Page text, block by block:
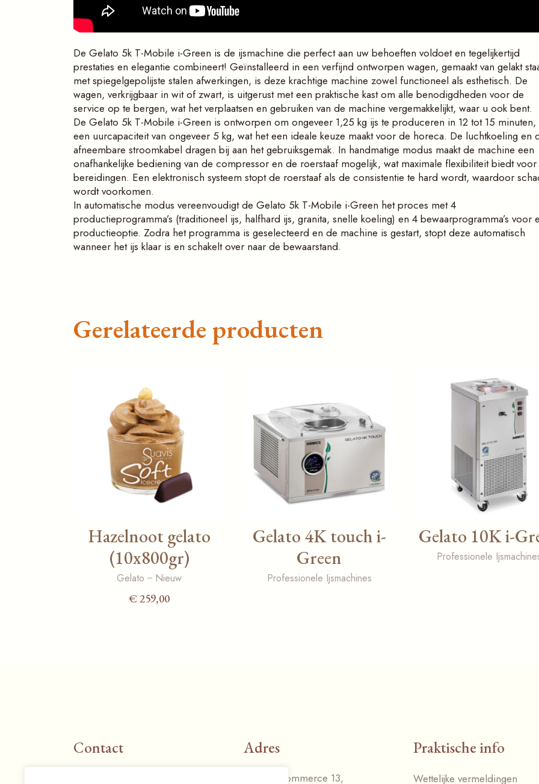
De Gelato 5k T-Mobile i-Green is de ijsmachine die perfect aan uw behoeften voldoet en tegelijkertijd
prestaties en elegantie combineert! Geïnstalleerd in een verfijnd ontworpen wagen, gemaakt van gelakt
met spiegelgepolijste stalen afwerkingen, is deze krachtige machine zowel functioneel als esthetisch. De
wagen, verkrijgbaar in wit of zwart, is uitgerust met een praktische kast om alle benodigdheden voor de
service op te bergen, wat het verplaatsen en gebruiken van de machine vergemakkelijkt, waar u ook bent.
De Gelato 5k T-Mobile i-Green is ontworpen om ongeveer 1,25 kg ijs te produceren in 12 tot 15 minuten,
een uurcapaciteit van ongeveer 5 kg, wat het een ideale keuze maakt voor de horeca. De luchtkoeling en
afneembare stroomkabel dragen bij aan het gebruiksgemak. In handmatige modus maakt de machine een
onafhankelijke bediening van de compressor en de roerstaaf mogelijk, wat maximale flexibiliteit biedt
bereidingen. Een elektronisch systeem stopt de roerstaaf als de consistentie te hard wordt, waardoor
wordt voorkomen.
In automatische modus vereenvoudigt de Gelato 5k T-Mobile i-Green het proces met 4
productieprogramma’s (traditioneel ijs, halfhard ijs, granita, snelle koeling) en 4 bewaarprogramma’s voor
productieoptie. Zodra het programma is geselecteerd en de machine is gestart, stopt deze automatisch
wanneer het ijs klaar is en schakelt over naar de bewaarstand.
Gerelateerde producten
Hazelnoot gelato
(10x800gr)
Gelato Nieuw
€ 259,00
Gelato 4K touch i-
Green
Professionele Ijsmachines
Gelato 10K i-
Professionele
Contact Adres
Rue du Commerce 13,
Praktische info
Wettelijke vermeldingen